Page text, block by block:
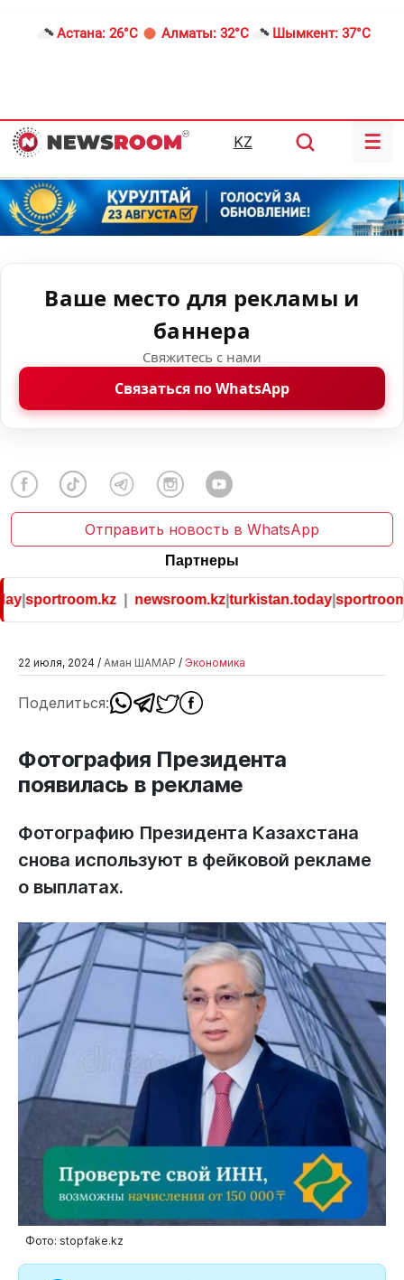
Астана: 26°C Алматы: 32°C Шымкент: 37°C
KZ ☰
Ваше место для рекламы и
баннера
Свяжитесь с нами
Связаться по WhatsApp
Отправить новость в WhatsApp
Партнеры
|sportroom.kz| newsroom.kz|turkistan.today|
22 июля, 2024 / Аман ШАМАР / Экономика
Поделиться:
Фотография Президента
появилась в рекламе
Фотографию Президента Казахстана
снова используют в фейковой рекламе
о выплатах.
Фото: stopfake.kz